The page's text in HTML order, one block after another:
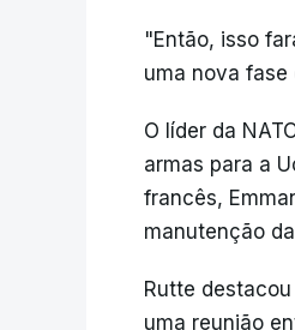
"Então, isso
uma nova fase
O líder da
armas para a
francês,
manutenção
Rutte
uma reunião